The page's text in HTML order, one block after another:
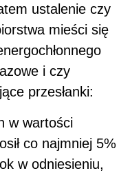
ustalenie czy
mieści się
i czy
przesłanki:
w wartości
co najmniej 5%
w odniesieniu,